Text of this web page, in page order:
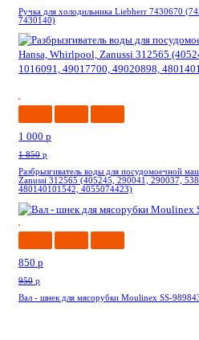
Ручка для холодильника Liebherr 7430670
7430140)
1 000 p
1 850 p
Разбрызгиватель воды для посудомоечной
Zanussi 312565 (405245, 290041, 290037,
480140101542, 4055074423)
850 p
950 p
Вал - шнек для мясорубки Moulinex SS-